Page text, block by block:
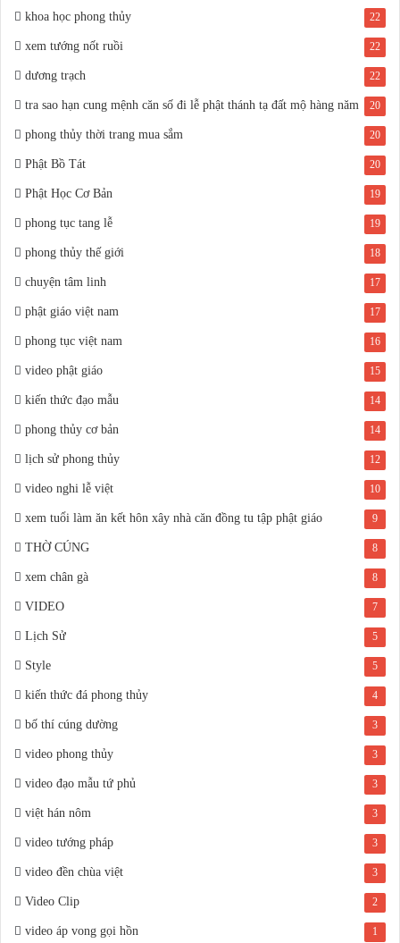
khoa học phong thủy 22
xem tướng nốt ruồi 22
dương trạch 22
tra sao hạn cung mệnh căn số đi lễ phật thánh tạ đất mộ hàng năm 20
phong thủy thời trang mua sắm 20
Phật Bồ Tát 20
Phật Học Cơ Bản 19
phong tục tang lễ 19
phong thủy thế giới 18
chuyện tâm linh 17
phật giáo việt nam 17
phong tục việt nam 16
video phật giáo 15
kiến thức đạo mẫu 14
phong thủy cơ bản 14
lịch sử phong thủy 12
video nghi lễ việt 10
xem tuổi làm ăn kết hôn xây nhà căn đồng tu tập phật giáo 9
THỜ CÚNG 8
xem chân gà 8
VIDEO 7
Lịch Sử 5
Style 5
kiến thức đá phong thủy 4
bố thí cúng dường 3
video phong thủy 3
video đạo mẫu tứ phủ 3
việt hán nôm 3
video tướng pháp 3
video đền chùa việt 3
Video Clip 2
video áp vong gọi hồn 1